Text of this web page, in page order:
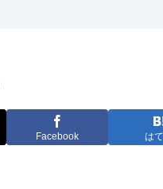
Facebook は